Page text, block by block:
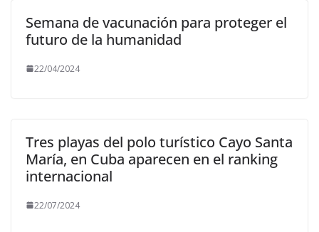
Semana de vacunación para proteger el
futuro de la humanidad
22/04/2024
Tres playas del polo turístico Cayo Santa
María, en Cuba aparecen en el ranking
internacional
22/07/2024